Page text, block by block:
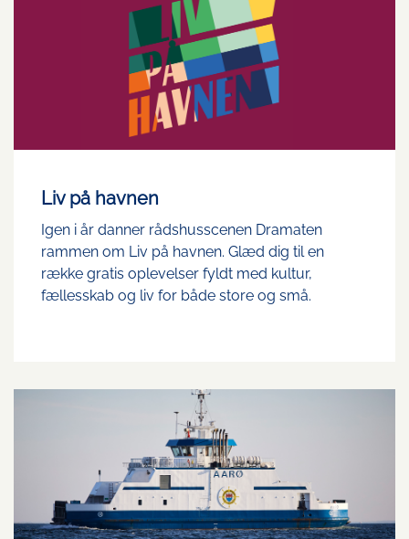
Liv på havnen
Igen i år danner rådshusscenen Dramaten
rammen om Liv på havnen. Glæd dig til en
række gratis oplevelser fyldt med kultur,
fællesskab og liv for både store og små.